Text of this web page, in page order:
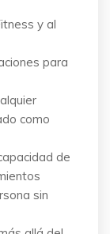
y al
para
como
de
sin